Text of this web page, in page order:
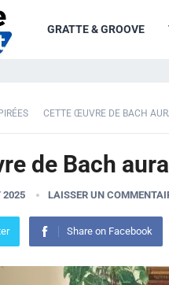
GRATTE & GROOVE
CETTE ŒUVRE DE BACH
de Bach
2025 LAISSER UN
Share on Facebook